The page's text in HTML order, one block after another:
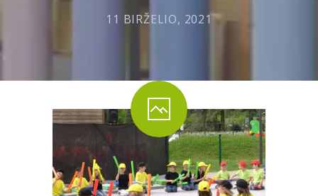
-- MOKYMOSI PASIEKIMAI
-- KAINA
PAGRINDINĖ MOKYKLA
-- MOKINIO DIENA
-- MOKYKLOS APLINKA
11 BIRŽELIO, 2021